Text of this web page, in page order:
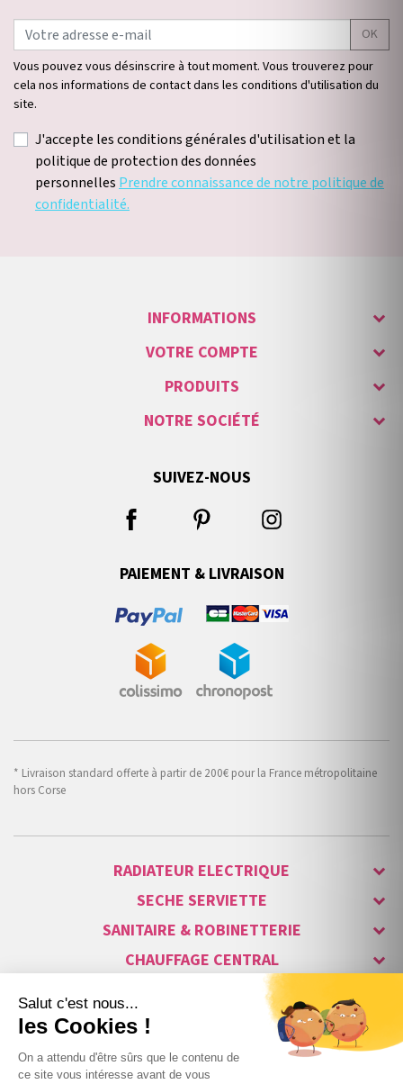
OK
Vous pouvez vous désinscrire à tout moment. Vous trouverez pour
cela nos informations de contact dans les conditions d'utilisation du
site.
J'accepte les conditions générales d'utilisation et la
politique de protection des données
personnellesPrendre connaissance de notre politique de
confidentialité.
INFORMATIONS
VOTRE COMPTE
PRODUITS
NOTRE SOCIÉTÉ
SUIVEZ-NOUS
PAIEMENT & LIVRAISON
* Livraison standard offerte à partir de 200€ pour la France métropolitaine
hors Corse
RADIATEUR ELECTRIQUE
SECHE SERVIETTE
SANITAIRE & ROBINETTERIE
CHAUFFAGE CENTRAL
ALARME & SÉCURITÉ
MAISON CONNECTÉE
VISIOPHONE & INTERPHONE
LUMINAIRES & ECLAIRAGE